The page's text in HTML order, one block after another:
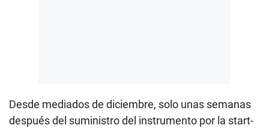
Desde mediados de diciembre, solo unas semanas
después del suministro del instrumento por la start-